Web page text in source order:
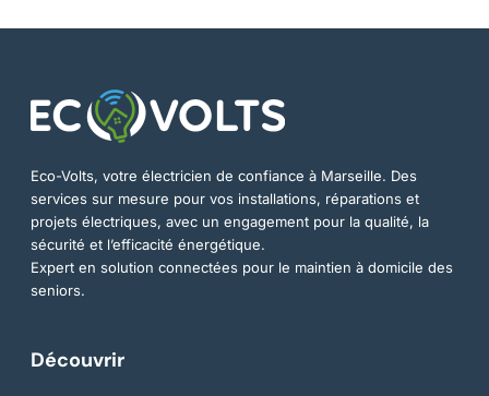
Eco-Volts, votre électricien de confiance à Marseille. Des
services sur mesure pour vos installations, réparations et
projets électriques, avec un engagement pour la qualité, la
sécurité et l’efficacité énergétique.
Expert en solution connectées pour le maintien à domicile des
seniors.
Découvrir